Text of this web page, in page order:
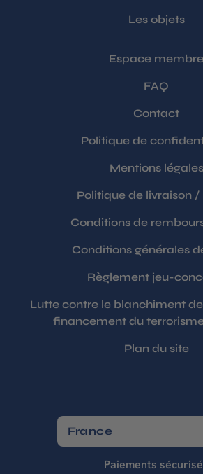
Les objets
Espace membre
FAQ
Contact
Politique de
Mentions légales
Politique de livraison /
Conditions de
Conditions générales
Règlement jeu-
Lutte contre le blanchiment
financement du
Plan du site
France
Paiements